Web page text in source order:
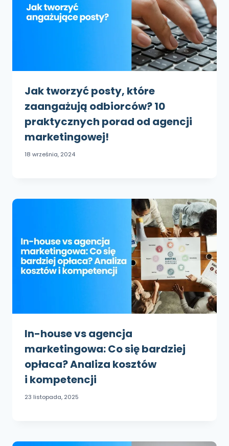
Jak tworzyć posty, które
zaangażują odbiorców? 10
praktycznych porad od agencji
marketingowej!
18 września, 2024
In-house vs agencja
marketingowa: Co się bardziej
opłaca? Analiza kosztów
i kompetencji
23 listopada, 2025